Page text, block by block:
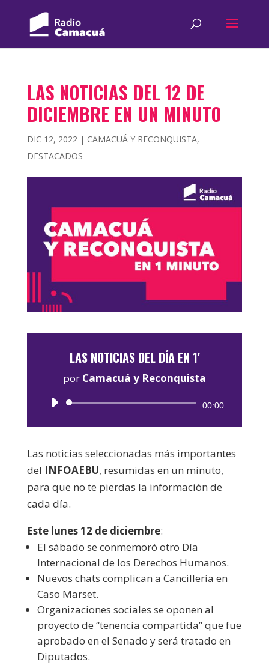
LAS NOTICIAS DEL 12 DE
DICIEMBRE EN UN MINUTO
DIC 12, 2022| CAMACUÁ Y RECONQUISTA,
DESTACADOS
LAS NOTICIAS DEL DÍA EN 1'
por Camacuá y Reconquista
Reproductor
00:00
Las noticias seleccionadas más importantes
del INFOAEBU, resumidas en un minuto,
para que no te pierdas la información de
cada día.
Este lunes 12 de diciembre:
El sábado se conmemoró otro Día
Internacional de los Derechos Humanos.
Nuevos chats complican a Cancillería en
Caso Marset.
Organizaciones sociales se oponen al
proyecto de “tenencia compartida” que fue
aprobado en el Senado y será tratado en
Diputados.